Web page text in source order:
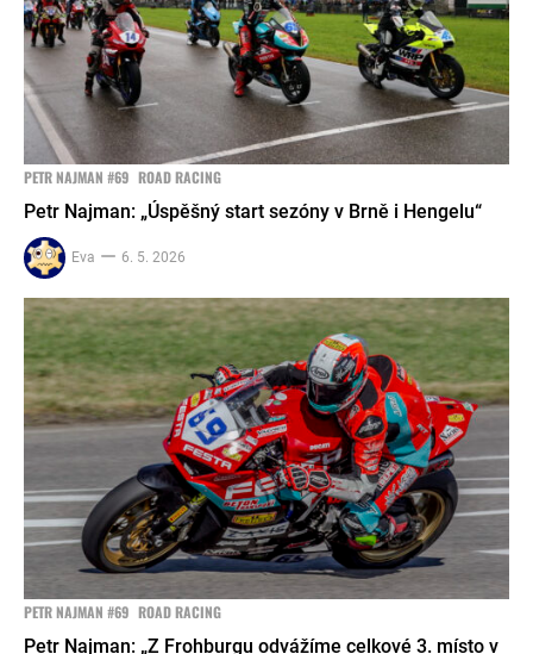
PETR NAJMAN #69 ROAD RACING
Petr Najman: „Úspěšný start sezóny v Brně i Hengelu“
Eva 6. 5. 2026
PETR NAJMAN #69 ROAD RACING
Petr Najman: „Z Frohburgu odvážíme celkové 3. místo v